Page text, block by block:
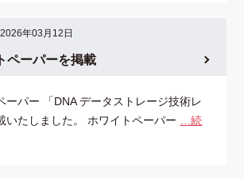
2026年03月12日
ペーパーを掲載
ーパー 「DNA データストレージ技術レ
いたしました。 ホワイトペーパー
…続